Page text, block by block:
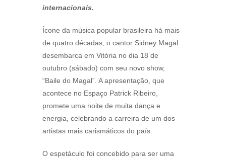
internacionais.
Ícone da música popular brasileira há mais
de quatro décadas, o cantor Sidney Magal
desembarca em Vitória no dia 18 de
outubro (sábado) com seu novo show,
“Baile do Magal”. A apresentação, que
acontece no Espaço Patrick Ribeiro,
promete uma noite de muita dança e
energia, celebrando a carreira de um dos
artistas mais carismáticos do país.
O espetáculo foi concebido para ser uma